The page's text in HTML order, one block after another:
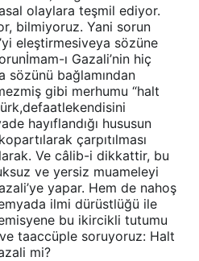
olaylara teşmil ediyor.
bilmiyoruz. Yani sorun
eleştirmesiveya sözüne
ı Gazali’nin hiç
sözünü bağlamından
gibi merhumu “halt
hayıflandığı hususun
çarpıtılması
Ve câlib-i dikkattir, bu
ve yersiz muameleyi
yapar. Hem de nahoş
ilmi dürüstlüğü ile
bu ikircikli tutumu
taaccüple soruyoruz: Halt
mi?